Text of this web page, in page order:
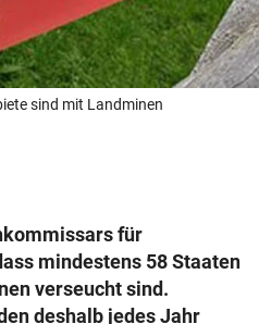
KG 2026
sind mit Landminen
für
mindestens 58 Staaten
verseucht sind.
deshalb jedes Jahr